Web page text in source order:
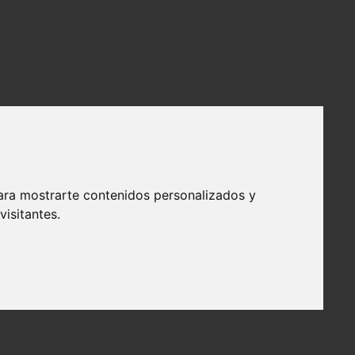
mostrarte contenidos personalizados y